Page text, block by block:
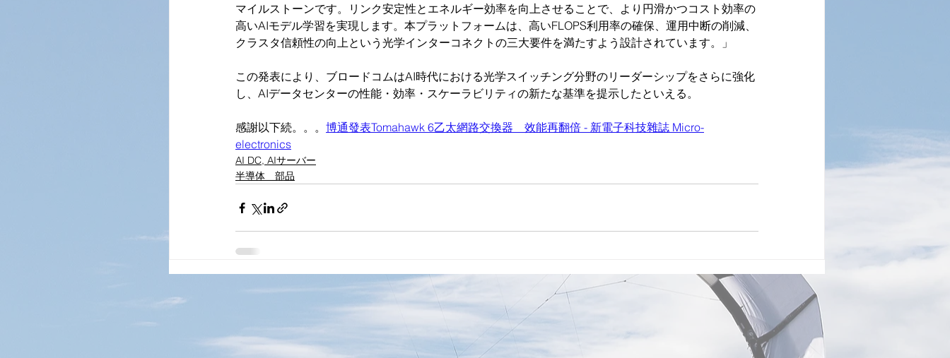
マイルストーンです。リンク安定性とエネルギー効率を向上させることで、より円滑かつコスト効率の
高いAIモデル学習を実現します。本プラットフォームは、高いFLOPS利用率の確保、運用中断の削減、
クラスタ信頼性の向上という光学インターコネクトの三大要件を満たすよう設計されています。」
この発表により、ブロードコムはAI時代における光学スイッチング分野のリーダーシップをさらに強化
し、AIデータセンターの性能・効率・スケーラビリティの新たな基準を提示したといえる。
感謝以下続。。。 博通發表Tomahawk 6乙太網路交換器　效能再翻倍 - 新電子科技雜誌 Micro-
electronics
AI DC, AIサーバー
半導体 部品